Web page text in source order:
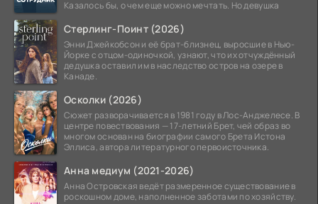
Казалось бы, о чем еще можно мечтать. Но девушка
Стерлинг-Поинт (2026)
Энни Джейкобсон и её брат-близнец, выросшие в Нью-
Йорке с отцом-одиночкой, узнают, что их отчуждённый
дедушка оставил им в наследство остров на озере в
Канаде.
Осколки (2026)
Сюжет разворачивается в 1981 году в Лос-Анджелесе. В
центре повествования — 17-летний Брет, чей образ во
многом основан на биографии самого Брета Истона
Эллиса, автора литературного первоисточника.
Анна медиум (2021-2026)
Анна Островская ведёт размеренное существование в
роскошном доме, наполненное заботами по хозяйству.